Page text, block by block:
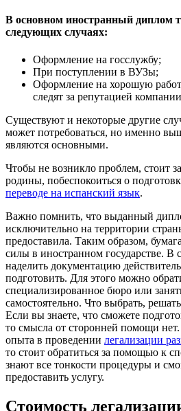
В основном иностранный диплом
следующих случаях:
Оформление на госслужбу;
При поступлении в ВУЗы;
Оформление на хорошую
следят за репутацией
Существуют и некоторые другие
может потребоваться, но именно
являются основными.
Чтобы не возникло проблем, стоит
родины, побеспокоиться о
переводе на испанский язык.
Важно помнить, что выданный
исключительно на территории
предоставила. Таким образом,
силы в иностранном государстве. В
наделить документацию
подготовить. Для этого можно
специализированное бюро или
самостоятельно. Что выбрать,
Если вы знаете, что сможете
то смысла от сторонней помощи
опыта в проведении легализации
то стоит обратиться за помощью к
знают все тонкости процедуры и
предоставить услугу.
Стоимость